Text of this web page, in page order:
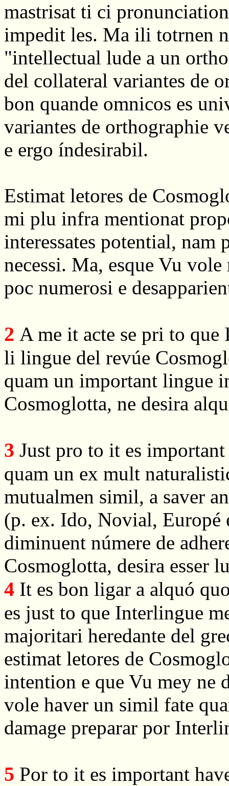
mastrisat ti ci
impedit les. Ma ili totrnen
"intellectual lude a un
del collateral variantes de
bon quande omnicos es
variantes de orthographie
e ergo índesirabil.
Estimat letores de
mi plu infra mentionat
interessates potential, nam
necessi. Ma, esque Vu
poc numerosi e
2 A me it acte se pri to que
li lingue del revúe
quam un important lingue
Cosmoglotta, ne desira
3 Just pro to it es
quam un ex mult
mutualmen simil, a saver
(p. ex. Ido, Novial, Europé
diminuent númere de
Cosmoglotta, desira esser
4 It es bon ligar a alquó
es just to que Interlingue
majoritari heredante del
estimat letores de
intention e que Vu mey ne
vole haver un simil fate
damage preparar por
5 Por to it es important